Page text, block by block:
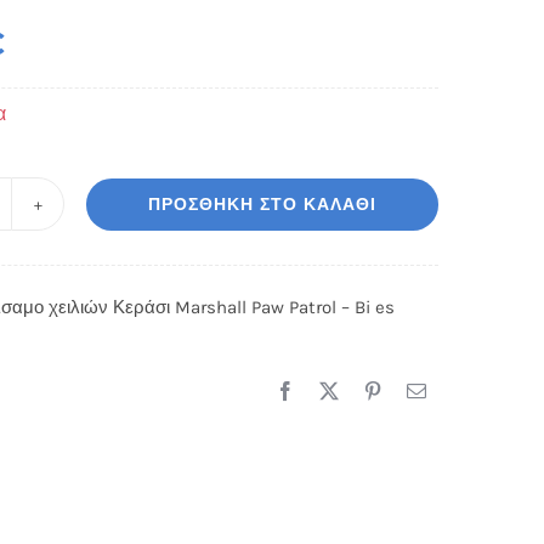
ΠΡΟΣΘΉΚΗ ΣΤΟ ΚΑΛΆΘΙ
χειλιών Κεράσι Marshall Paw Patrol – Bi es